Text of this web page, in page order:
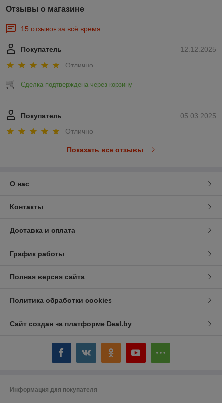
Отзывы о магазине
15 отзывов за всё время
12.12.2025
Покупатель
Отлично
Сделка подтверждена через корзину
05.03.2025
Покупатель
Отлично
Показать все отзывы
О нас
Контакты
Доставка и оплата
График работы
Полная версия сайта
Политика обработки cookies
Сайт создан на платформе Deal.by
Информация для покупателя